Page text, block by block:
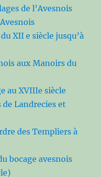
de l’Avesnois
XII e siècle jusqu’à
aux Manoirs du
au XVIIIe siècle
Landrecies et
des Templiers à
bocage avesnois